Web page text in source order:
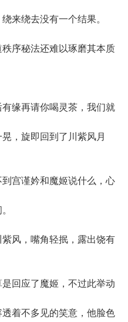
来绕去没有一个结果。
序秘法还难以琢磨其本质
缘再请你喝灵茶，我们就
，旋即回到了川紫风月
宫谨妗和魔姬说什么，心
风，嘴角轻抿，露出饶有
回应了魔姬，不过此举动
着不多见的笑意，他脸色